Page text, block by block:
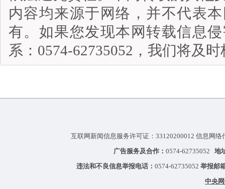
内容均来源于网络，并不代表
有。如果您发现本网转载信息
系：0574-62735052，我们将及
互联网新闻信息服务许可证：33120200012 信息网
广告服务及合作： 0574-62735052 地
违法和不良信息举报电话： 0574-62735052 举报邮
中央